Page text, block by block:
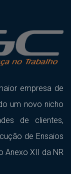
empresa de
um novo nicho
de clientes,
de Ensaios
Anexo XII da NR